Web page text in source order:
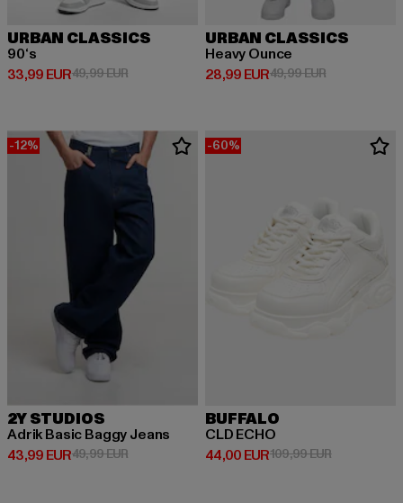
URBAN CLASSICS
90‘s
33,99 EUR
Derzeitiger Preis: 33,99 EUR
49,99 EURAktionspreis: 49,99 EUR
URBAN CLASSICS
Heavy Ounce
28,99 EUR
Derzeitiger Preis: 28,99 EUR
49,99 EURAktionspreis:
-12%
2Y STUDIOS
Adrik Basic Baggy Jeans
43,99 EUR
Derzeitiger Preis: 43,99 EUR
49,99 EURAktionspreis: 49,99 EUR
-60%
BUFFALO
CLD ECHO
44,00 EUR
Derzeitiger Preis: 44,00 EUR
109,99 EUR